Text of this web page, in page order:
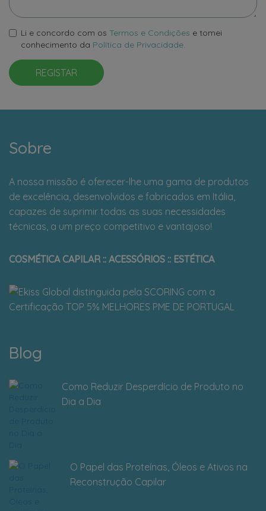
Li e concordo com os Termos e Condições e tomei
conhecimento da Política de Privacidade.
REGISTAR
Sobre
A nossa missão é oferecer-lhe uma gama de produtos
de excelência, desenvolvidos e fabricados em Itália,
capazes de suprimir todas as suas necessidades
técnicas, a um preço competitivo e vantajoso!
COSMÉTICA CAPILAR :: ACESSÓRIOS :: ESTÉTICA
Blog
Como Reduzir Desperdício de Produto no
Dia a Dia
O Papel das Proteínas, Óleos e Ativos na
Reconstrução Capilar